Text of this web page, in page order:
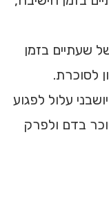
שעתיים בזמן
עלול לפגוע
בדם ולפרק